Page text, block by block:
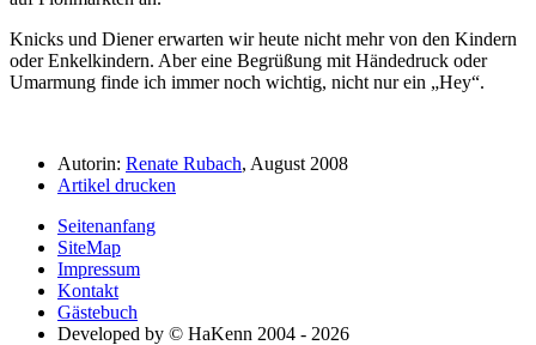
Knicks und Diener erwarten wir heute nicht mehr von den Kindern
oder Enkelkindern. Aber eine Begrüßung mit Händedruck oder
Umarmung finde ich immer noch wichtig, nicht nur ein
Hey .
Autorin: Renate Rubach, August 2008
Artikel drucken
Seitenanfang
SiteMap
Impressum
Kontakt
Gästebuch
Developed by © HaKenn 2004 - 2026